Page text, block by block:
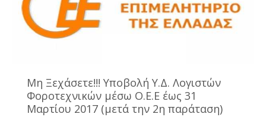
Μη Ξεχάσετε!!! Υποβολή Υ.Δ. Λογιστών
Φοροτεχνικών μέσω Ο.Ε.Ε έως 31
Μαρτίου 2017 (μετά την 2η παράταση)